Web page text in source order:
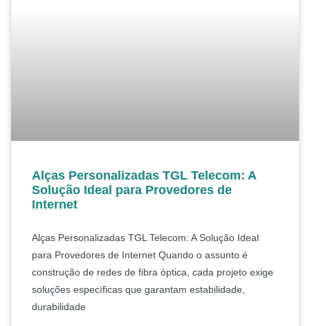
Alças Personalizadas TGL Telecom: A
Solução Ideal para Provedores de
Internet
Alças Personalizadas TGL Telecom: A Solução Ideal
para Provedores de Internet Quando o assunto é
construção de redes de fibra óptica, cada projeto exige
soluções específicas que garantam estabilidade,
durabilidade